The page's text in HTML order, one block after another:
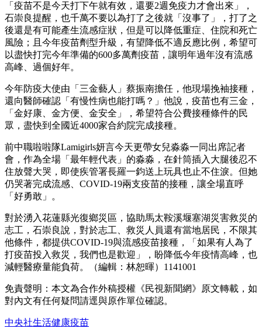
「疫苗不是今天打下午就有效，還要2週免疫力才會出來」，
石崇良提醒，也千萬不要以為打了之後就「沒事了」，打了之
後還是有可能產生流感症狀，但是可以降低重症、住院和死亡
風險；且今年疫苗劑型升級，有望降低不適反應比例，希望可
以盡快打完今年準備的600多萬劑疫苗，讓明年過年沒有流感
高峰、過個好年。
今年防疫大使由「三金藝人」蔡振南擔任，他現場挽袖接種，
還向醫師確認「有慢性病也能打嗎？」他說，疫苗也有三金，
「金好康、金方便、金安全」，希望符合公費接種條件的民
眾，盡快到全國近4000家合約院完成接種。
前中職啦啦隊Lamigirls妍言今天更帶女兒淼淼一同出席記者
會，作為全場「最年輕代表」的淼淼，在針筒插入大腿後忍不
住放聲大哭，即使疾管署長羅一鈞送上玩具也止不住淚。但她
仍哭著完成流感、COVID-19兩支疫苗的接種，讓全場直呼
「好勇敢」。
對於湧入花蓮縣光復鄉災區，協助馬太鞍溪堰塞湖災害救災的
志工，石崇良說，對於志工、救災人員還有當地居民，不限其
他條件，都提供COVID-19與流感疫苗接種，「如果有人為了
打疫苗投入救災，我們也是歡迎」，盼降低今年疫情高峰，也
減輕醫療量能負荷。（編輯：林恕暉）1141001
免責聲明：本文為合作外稿授權《民視新聞網》原文轉載，如
對內文有任何疑問請逕與原作單位確認。
中央社生活健康疫苗